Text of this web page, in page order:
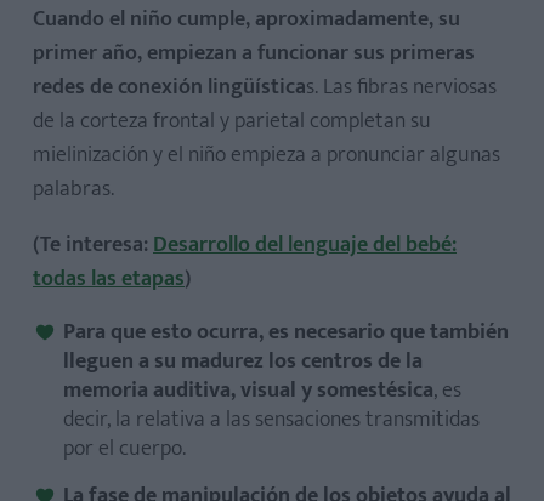
Cuando el niño cumple, aproximadamente, su
primer año, empiezan a funcionar sus primeras
redes de conexión lingüísticas. Las fibras nerviosas
de la corteza frontal y parietal completan su
mielinización y el niño empieza a pronunciar algunas
palabras.
(Te interesa:Desarrollo del lenguaje del bebé:
todas las etapas)
Para que esto ocurra, es necesario que también
lleguen a su madurez los centros de la
memoria auditiva, visual y somestésica, es
decir, la relativa a las sensaciones transmitidas
por el cuerpo.